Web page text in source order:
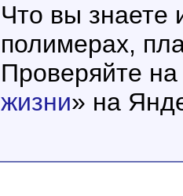
Что вы знаете
полимерах,
Проверяйте
жизни» на